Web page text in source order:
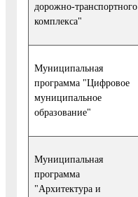
дорожно-транспортного
комплекса"
Муниципальная
программа "Цифровое
муниципальное
образование"
Муниципальная
программа
"Архитектура и